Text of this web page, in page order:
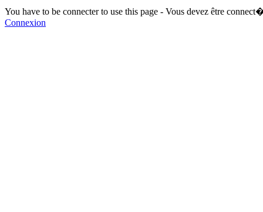
You have to be connecter to use this page - Vous devez être
Connexion